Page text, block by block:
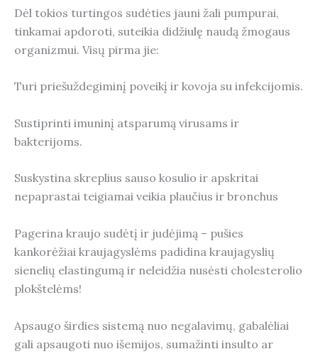
Dėl tokios turtingos sudėties jauni žali pumpurai,
tinkamai apdoroti, suteikia didžiulę naudą žmogaus
organizmui. Visų pirma jie:
Turi priešuždegiminį poveikį ir kovoja su infekcijomis.
Sustiprinti imuninį atsparumą virusams ir
bakterijoms.
Suskystina skreplius sauso kosulio ir apskritai
nepaprastai teigiamai veikia plaučius ir bronchus
Pagerina kraujo sudėtį ir judėjimą – pušies
kankorėžiai kraujagyslėms padidina kraujagyslių
sienelių elastingumą ir neleidžia nusėsti cholesterolio
plokštelėms!
Apsaugo širdies sistemą nuo negalavimų, gabalėliai
gali apsaugoti nuo išemijos, sumažinti insulto ar